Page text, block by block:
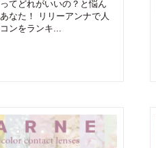
てどれがいいの？と悩ん
なた！ リリーアンナで人
ンをランキ...